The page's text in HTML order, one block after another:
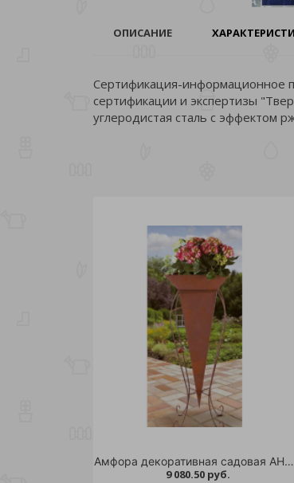
ОПИСАНИЕ
Сертификация-информационное
сертификации и экспертизы
углеродистая сталь с
Амфора декоративная садовая АНТИК h-100см /1
9 080.50 руб.